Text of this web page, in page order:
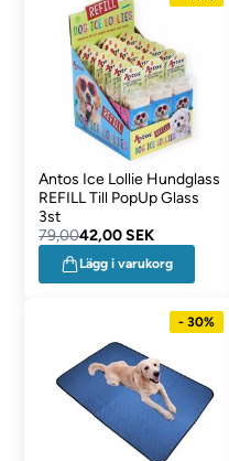
Antos Ice Lollie Hundglass
REFILL Till PopUp Glass
3st
79,0042,00 SEK
Lägg i varukorg
- 30%